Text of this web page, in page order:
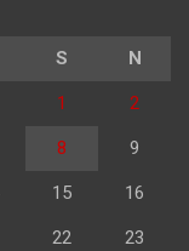
S N
1 2
8 9
15 16
22 23